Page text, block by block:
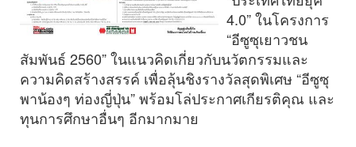
4.0” ในโครงการ
“อีซูซุเยาวชน
สัมพันธ์ 2560” ในแนวคิดเกี่ยวกับนวัตกรรมและ
ความคิดสร้างสรรค์ เพื่อลุ้นชิงรางวัลสุดพิเศษ “อีซูซุ
พาน้องๆ ท่องญี่ปุ่น” พร้อมโล่ประกาศเกียรติคุณ และ
ทุนการศึกษาอื่นๆ อีกมากมาย